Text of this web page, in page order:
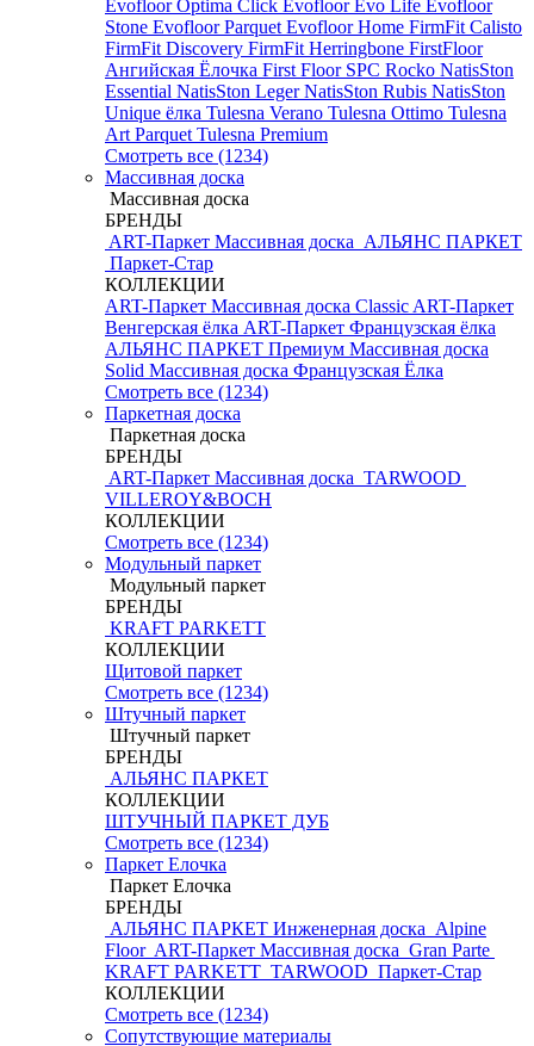
Evofloor Optima Click Evofloor Evo Life Evofloor
Stone Evofloor Parquet Evofloor Home FirmFit Calisto
FirmFit Discovery FirmFit Herringbone FirstFloor
Ангийская Ёлочка First Floor SPC Rocko NatisSton
Essential NatisSton LegerNatisSton Rubis NatisSton
Unique ёлка Tulesna Verano Tulesna Ottimo Tulesna
Art Parquet Tulesna Premium
Смотреть все (1234)
Массивная доска
Массивная доска
БРЕНДЫ
ART-Паркет Массивная доска АЛЬЯНС ПАРКЕТ
Паркет-Стар
КОЛЛЕКЦИИ
ART-Паркет Массивная доска Classic ART-Паркет
Венгерская ёлка ART-Паркет Французская ёлка
АЛЬЯНС ПАРКЕТ Премиум Массивная доска
Solid Массивная доска Французская Ёлка
Смотреть все (1234)
Паркетная доска
Паркетная доска
БРЕНДЫ
ART-Паркет Массивная доска TARWOOD
VILLEROY&BOCH
КОЛЛЕКЦИИ
Смотреть все (1234)
Модульный паркет
Модульный паркет
БРЕНДЫ
KRAFT PARKETT
КОЛЛЕКЦИИ
Щитовой паркет
Смотреть все (1234)
Штучный паркет
Штучный паркет
БРЕНДЫ
АЛЬЯНС ПАРКЕТ
КОЛЛЕКЦИИ
ШТУЧНЫЙ ПАРКЕТ ДУБ
Смотреть все (1234)
Паркет Елочка
Паркет Елочка
БРЕНДЫ
АЛЬЯНС ПАРКЕТ Инженерная доска Alpine
Floor ART-Паркет Массивная доска Gran Parte
KRAFT PARKETT TARWOOD Паркет-Стар
КОЛЛЕКЦИИ
Смотреть все (1234)
Сопутствующие материалы